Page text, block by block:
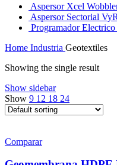
Aspersor Xcel
Aspersor Sectorial
Programador
Home Industria Geotextiles
Showing the single result
Show sidebar
Show 9 12 18 24
Comparar